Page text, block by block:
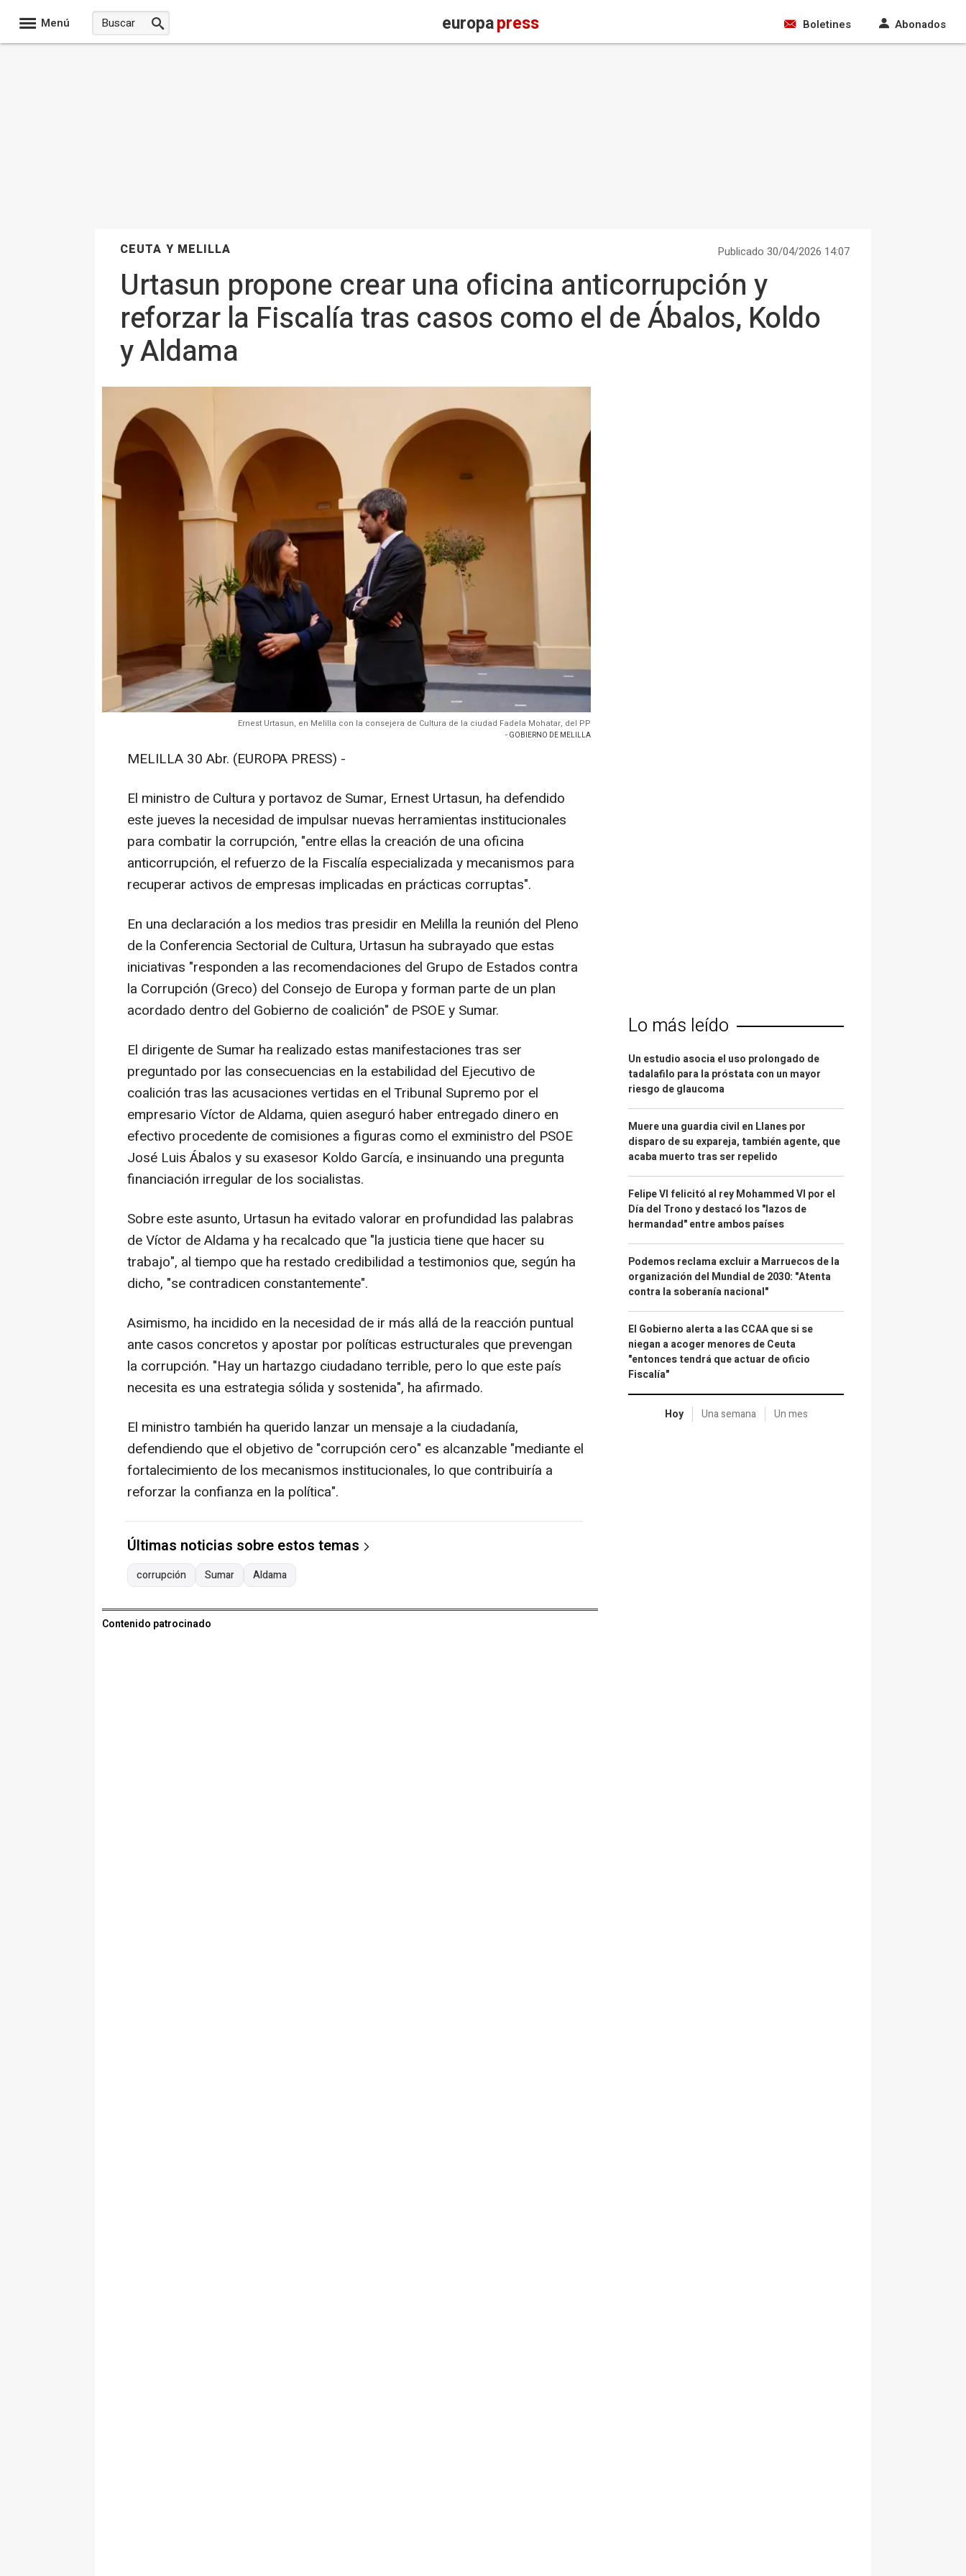
Menú europapress Boletines Abonados
CEUTA Y MELILLA Publicado 30/04/2026 14:07
Urtasun propone crear una oficina anticorrupción y
reforzar la Fiscalía tras casos como el de Ábalos, Koldo
y Aldama
Ernest Urtasun, en Melilla con la consejera de Cultura de la ciudad Fadela Mohatar, del PP
- GOBIERNO DE MELILLA
MELILLA 30 Abr. (EUROPA PRESS) -
El ministro de Cultura y portavoz de Sumar, Ernest Urtasun, ha defendido
este jueves la necesidad de impulsar nuevas herramientas institucionales
para combatir la corrupción, "entre ellas la creación de una oficina
anticorrupción, el refuerzo de la Fiscalía especializada y mecanismos para
recuperar activos de empresas implicadas en prácticas corruptas".
En una declaración a los medios tras presidir en Melilla la reunión del Pleno
de la Conferencia Sectorial de Cultura, Urtasun ha subrayado que estas
iniciativas "responden a las recomendaciones del Grupo de Estados contra
la Corrupción (Greco) del Consejo de Europa y forman parte de un plan
acordado dentro del Gobierno de coalición" de PSOE y Sumar.
El dirigente de Sumar ha realizado estas manifestaciones tras ser
preguntado por las consecuencias en la estabilidad del Ejecutivo de
coalición tras las acusaciones vertidas en el Tribunal Supremo por el
empresario Víctor de Aldama, quien aseguró haber entregado dinero en
efectivo procedente de comisiones a figuras como el exministro del PSOE
José Luis Ábalos y su exasesor Koldo García, e insinuando una pregunta
financiación irregular de los socialistas.
Sobre este asunto, Urtasun ha evitado valorar en profundidad las palabras
de Víctor de Aldama y ha recalcado que "la justicia tiene que hacer su
trabajo", al tiempo que ha restado credibilidad a testimonios que, según ha
dicho, "se contradicen constantemente".
Asimismo, ha incidido en la necesidad de ir más allá de la reacción puntual
ante casos concretos y apostar por políticas estructurales que prevengan
la corrupción. "Hay un hartazgo ciudadano terrible, pero lo que este país
necesita es una estrategia sólida y sostenida", ha afirmado.
El ministro también ha querido lanzar un mensaje a la ciudadanía,
defendiendo que el objetivo de "corrupción cero" es alcanzable "mediante el
fortalecimiento de los mecanismos institucionales, lo que contribuiría a
reforzar la confianza en la política".
Últimas noticias sobre estos temas
corrupción Sumar Aldama
Contenido patrocinado
Lo más leído
Un estudio asocia el uso prolongado de
tadalafilo para la próstata con un mayor
riesgo de glaucoma
Muere una guardia civil en Llanes por
disparo de su expareja, también agente, que
acaba muerto tras ser repelido
Felipe VI felicitó al rey Mohammed VI por el
Día del Trono y destacó los "lazos de
hermandad" entre ambos países
Podemos reclama excluir a Marruecos de la
organización del Mundial de 2030: "Atenta
contra la soberanía nacional"
El Gobierno alerta a las CCAA que si se
niegan a acoger menores de Ceuta
"entonces tendrá que actuar de oficio
Fiscalía"
Hoy Una semana Un mes